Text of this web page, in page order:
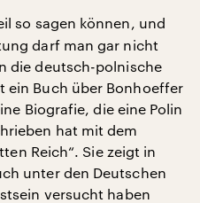
so sagen können, und
darf man gar nicht
die deutsch-polnische
ein Buch über Bonhoeffer
Biografie, die eine Polin
hat mit dem
Reich“. Sie zeigt in
unter den Deutschen
versucht haben